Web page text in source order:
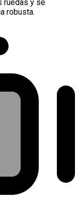
ruedas y se
robusta.